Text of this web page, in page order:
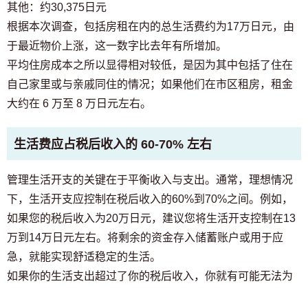
其他：约30,375日元
根据本次调查，包括房租在内的总生活费约为17万日元，由
于最近物价上涨，这一数字比去年有所增加。
平均住房成本之所以显得相对较低，是因为其中包括了住在
自己家里或与亲戚同住的情况；如果他们在市区租房，租金
大约在 6 万至 8 万日元左右。
生活费应占税后收入的 60-70% 左右
管理生活开支的关键在于平衡收入与支出。通常，理想情况
下，生活开支应控制在税后收入的60%到70%之间。例如，
如果您的税后收入为20万日元，建议您将生活开支控制在13
万到14万日元左右。将剩余的资金存入储蓄账户或用于应
急，就能实现舒适稳定的生活。
如果你的生活支出超过了你的税后收入，你就有可能无法为